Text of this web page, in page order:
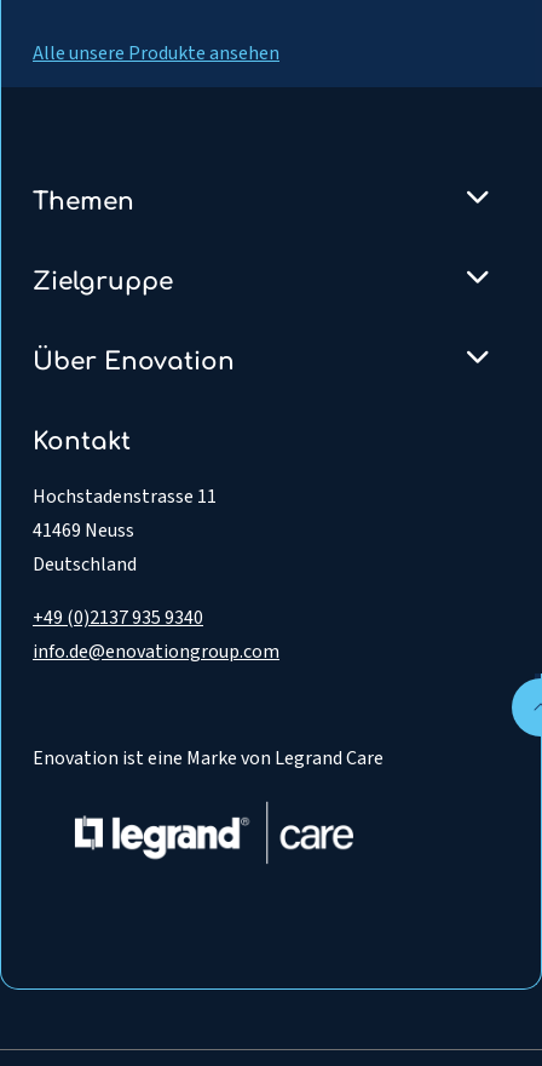
Alle unsere Produkte ansehen
Themen
Zielgruppe
Über Enovation
Kontakt
Hochstadenstrasse 11
41469 Neuss
Deutschland
+49 (0)2137 935 9340
info.de@enovationgroup.com
Enovation ist eine Marke von Legrand Care